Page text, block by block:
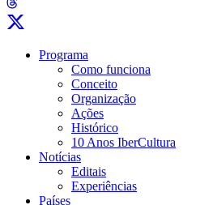
Programa
Como funciona
Conceito
Organização
Ações
Histórico
10 Anos IberCultura
Notícias
Editais
Experiências
Países